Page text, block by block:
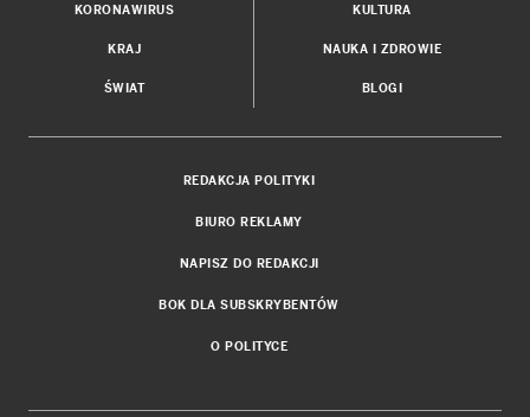
KORONAWIRUS
KRAJ
ŚWIAT
KULTURA
NAUKA I ZDROWIE
BLOGI
REDAKCJA POLITYKI
BIURO REKLAMY
NAPISZ DO REDAKCJI
BOK DLA SUBSKRYBENTÓW
O POLITYCE